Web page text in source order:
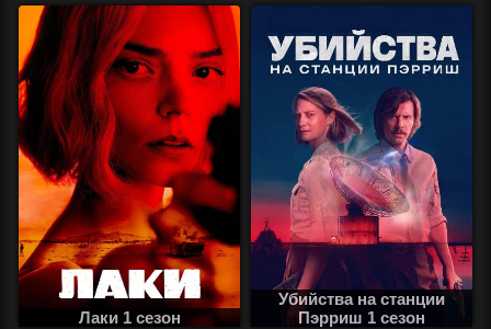
Лаки 1 сезон
Убийства на станции
Пэрриш 1 сезон